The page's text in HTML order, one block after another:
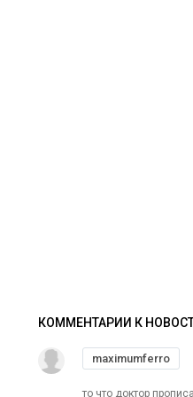
КОММЕНТАРИИ К
maximumferro
то что доктор